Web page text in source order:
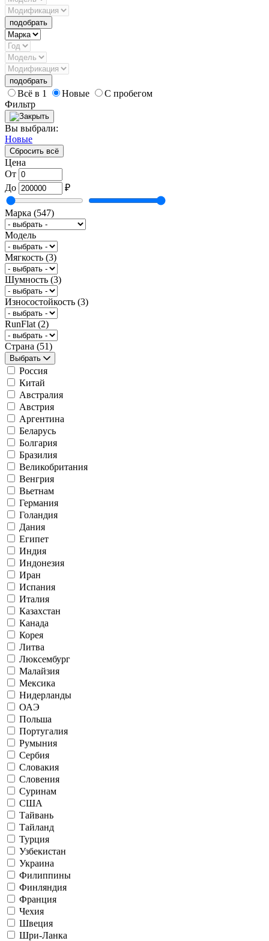
подобрать
подобрать
Всё в 1 Новые
С пробегом
Фильтр
Вы выбрали:
Новые
Сбросить всё
Цена
От
До
₽
Марка (547)
Модель
Мягкость (3)
Шумность (3)
Износостойкость (3)
RunFlat (2)
Страна (51)
Выбрать
Россия
Китай
Австралия
Австрия
Аргентина
Беларусь
Болгария
Бразилия
Великобритания
Венгрия
Вьетнам
Германия
Голандия
Дания
Египет
Индия
Индонезия
Иран
Испания
Италия
Казахстан
Канада
Корея
Литва
Люксембург
Малайзия
Мексика
Нидерланды
ОАЭ
Польша
Португалия
Румыния
Сербия
Словакия
Словения
Суринам
США
Тайвань
Тайланд
Турция
Узбекистан
Украина
Филиппины
Финляндия
Франция
Чехия
Швеция
Шри-Ланка